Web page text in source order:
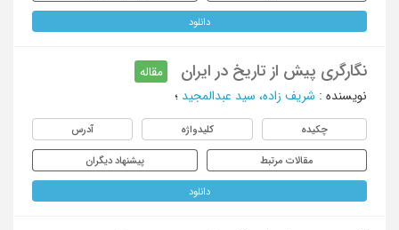
دانلود
نگارگری پیش از تاریخ در ایران
مقاله
نویسنده : شریف زاده، سید عبدالمجید ؛
چکیده کلیدواژه آدرس
مقالات مرتبط پیشنهاد دیگران
دانلود